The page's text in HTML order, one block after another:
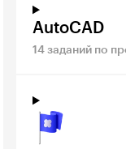
AutoCAD
14 заданий по